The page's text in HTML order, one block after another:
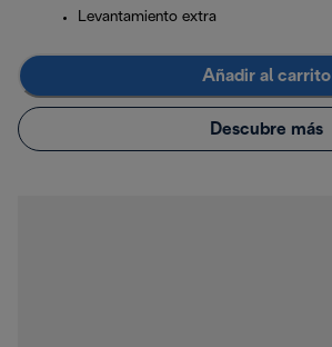
Levantamiento extra
Añadir al carrito
Descubre más